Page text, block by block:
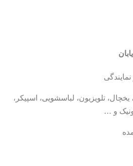
نمایندگی
تلویزیون، لباسشویی، اسپیکر،
و …